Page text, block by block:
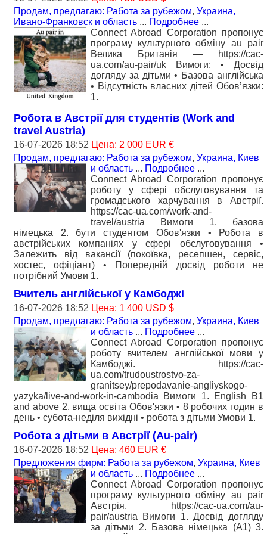
Продам, предлагаю: Работа за рубежом, Украина,
Ивано-Франковск и область ... Подробнее ...
Connect Abroad Corporation пропонує
програму культурного обміну au pair
Велика Британія — https://cac-
ua.com/au-pair/uk Вимоги: • Досвід
догляду за дітьми • Базова англійська
• Відсутність власних дітей Обов’язки:
1.
Робота в Австрії для студентів (Work and
travel Austria)
16-07-2026 18:52 Цена: 2 000 EUR €
Продам, предлагаю: Работа за рубежом, Украина, Киев
и область ... Подробнее ...
Connect Abroad Corporation пропонує
роботу у сфері обслуговування та
громадського харчування в Австрії.
https://cac-ua.com/work-and-
travel/austria Вимоги 1. базова
німецька 2. бути студентом Обов'язки • Робота в
австрійських компаніях у сфері обслуговування •
Залежить від вакансії (покоївка, ресепшен, сервіс,
хостес, офіціант) • Попередній досвід роботи не
потрібний Умови 1.
Вчитель англійської у Камбоджі
16-07-2026 18:52 Цена: 1 400 USD $
Продам, предлагаю: Работа за рубежом, Украина, Киев
и область ... Подробнее ...
Connect Abroad Corporation пропонує
роботу вчителем англійської мови у
Камбоджі. https://cac-
ua.com/trudoustrostvo-za-
granitsey/prepodavanie-angliyskogo-
yazyka/live-and-work-in-cambodia Вимоги 1. English B1
and above 2. вища освіта Обов'язки • 8 робочих годин в
день • субота-неділя вихідні • робота з дітьми Умови 1.
Робота з дітьми в Австрії (Au-pair)
16-07-2026 18:52 Цена: 460 EUR €
Предложения фирм: Работа за рубежом, Украина, Киев
и область ... Подробнее ...
Connect Abroad Corporation пропонує
програму культурного обміну au pair
Австрія. https://cac-ua.com/au-
pair/austria Вимоги 1. Досвід догляду
за дітьми 2. Базова німецька (А1) 3.